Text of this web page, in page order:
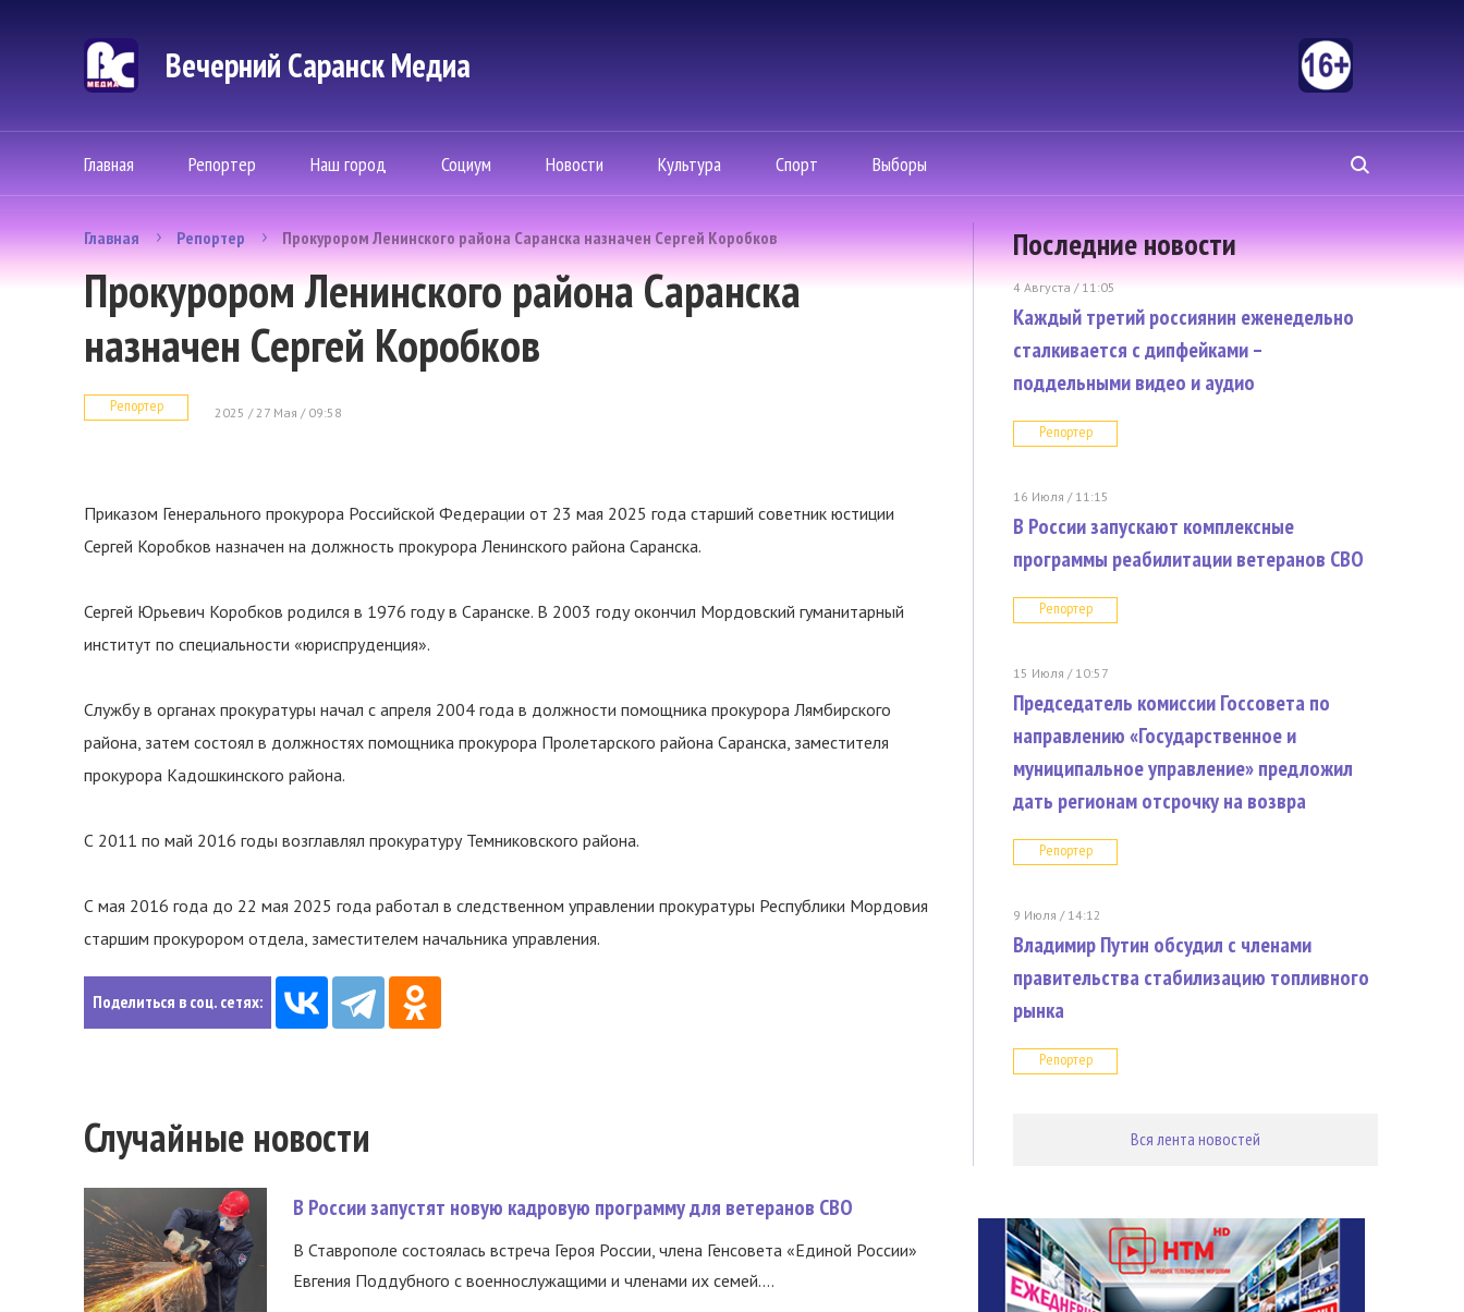
Вечерний Саранск Mедиа
Главная Репортер Наш город Социум Новости Культура Спорт Выборы
Главная Репортер Прокурором Ленинского района Саранска назначен Сергей Коробков
Прокурором Ленинского района Саранска
назначен Сергей Коробков
Репортер 2025 / 27 Мая / 09:58
Приказом Генерального прокурора Российской Федерации от 23 мая 2025 года старший советник юстиции
Сергей Коробков назначен на должность прокурора Ленинского района Саранска.
Сергей Юрьевич Коробков родился в 1976 году в Саранске. В 2003 году окончил Мордовский гуманитарный
институт по специальности «юриспруденция».
Службу в органах прокуратуры начал с апреля 2004 года в должности помощника прокурора Лямбирского
района, затем состоял в должностях помощника прокурора Пролетарского района Саранска, заместителя
прокурора Кадошкинского района.
С 2011 по май 2016 годы возглавлял прокуратуру Темниковского района.
С мая 2016 года до 22 мая 2025 года работал в следственном управлении прокуратуры Республики Мордовия
старшим прокурором отдела, заместителем начальника управления.
Поделиться в соц. сетях:
Случайные новости
В России запустят новую кадровую программу для ветеранов СВО
В Ставрополе состоялась встреча Героя России, члена Генсовета «Единой России»
Евгения Поддубного с военнослужащими и членами их семей....
Последние новости
4 Августа / 11:05
Каждый третий россиянин еженедельно
сталкивается с дипфейками –
поддельными видео и аудио
Репортер
16 Июля / 11:15
В России запускают комплексные
программы реабилитации ветеранов СВО
Репортер
15 Июля / 10:57
Председатель комиссии Госсовета по
направлению «Государственное и
муниципальное управление» предложил
дать регионам отсрочку на возвра
Репортер
9 Июля / 14:12
Владимир Путин обсудил с членами
правительства стабилизацию топливного
рынка
Репортер
Вся лента новостей